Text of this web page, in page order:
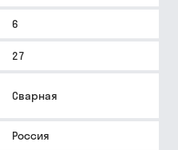
6
27
Сварная
Россия